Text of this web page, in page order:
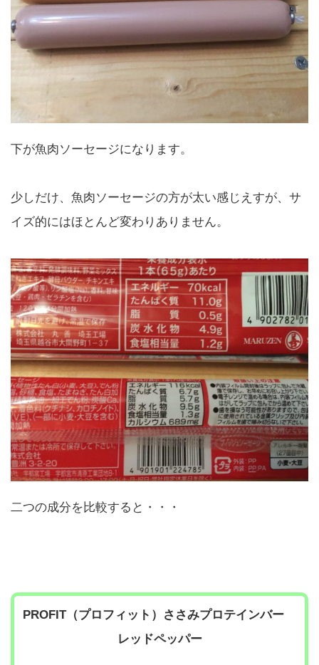
下が魚肉ソーセージになります。
少しだけ、魚肉ソーセージの方が太い感じえすが、サ
イズ的にはほとんど変わりありません。
二つの成分を比較すると・・・
PROFIT（プロフィット）ささみプロテインバー
レッドペッパー